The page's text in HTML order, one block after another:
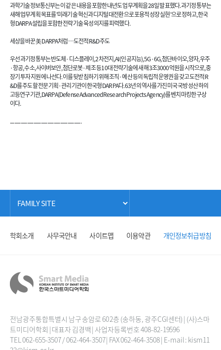
과학기술정보통신부는 이 같은 내용을 포함한 내년도 업무계획을 28일 발표했다. 과기정통부는
새해 업무계획 목표를 '미래기술 혁신과 디지털 대전환으로 포용적 성장 실현'으로 정하고, 한국
형 DARPA 설립을 포함한 전략기술 육성 의지를 피력했다.
세상을 바꾼 美 DARPA처럼…도전적 R&D 주도
우선 과기정통부는 반도체·디스플레이, 2차전지, AI(인공지능), 5G·6G, 첨단바이오, 양자, 우주
·항공, 수소, 사이버보안, 첨단로봇·제조 등 10대 전략기술에 새해 3조3000억원을 시작으로, 중
장기 투자 지원에 나선다. 이를 뒷받침하기 위해 조직·예산 등의 독립적 운영권을 갖고 도전적 R
&D를 주도할 전문 기획·관리기관이 한국형 DARPA다. 63년의 역사를 가진 미국 국방성 산하의
고등연구기관, DARPA(Defense Advanced Research Projects Agency)를 벤치마킹한 구상
이다.
...................................................................
학회소개 사무국안내 사이트맵 이용약관 개인정보취급방침
전남광주통합특별시 남구 송암로 60 2층 (송하동, 광주CGI센터) | (사)스마
트미디어학회 | 대표자 김경백 | 사업자등록번호 408-82-19596
TEL 062-655-3507 / 062-464-3507 | FAX 062-464-3508 | E-mail : kism11